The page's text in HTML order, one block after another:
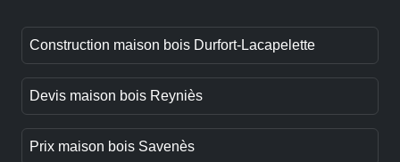
Construction maison bois Durfort-Lacapelette
Devis maison bois Reyniès
Prix maison bois Savenès